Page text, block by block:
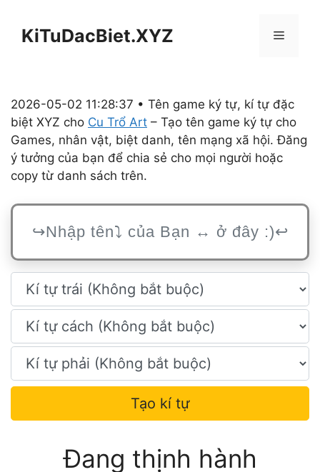
KiTuDacBiet.XYZ Menu
2026-05-02 11:28:37 • Tên game ký tự, kí tự đặc
biệt XYZ cho Cu Trổ Art – Tạo tên game ký tự cho
Games, nhân vật, biệt danh, tên mạng xã hội. Đăng
ý tưởng của bạn để chia sẻ cho mọi người hoặc
copy từ danh sách trên.
Tạo kí tự
Đang thịnh hành